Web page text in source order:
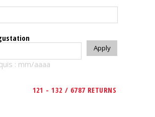
: mm/aaaa
121 - 132 / 6787 RETURNS